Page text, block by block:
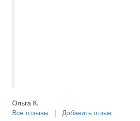
Ольга К.
Все отзывы | Добавить отзыв